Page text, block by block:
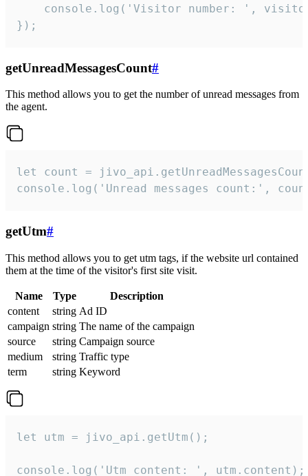
console.log('Visitor number: ',
});
getUnreadMessagesCount#
This method allows you to get the number of unread messages from
the agent.
let count =
console.log('Unread messages count:',
getUtm#
This method allows you to get utm tags, if the website url contained
them at the time of the visitor's first site visit.
Name Type
Description
content
string Ad ID
campaign string The name of the campaign
source
string Campaign source
medium
string Traffic type
term
string Keyword
let utm = jivo_api.getUtm();
console.log('Utm content: ', utm.content);